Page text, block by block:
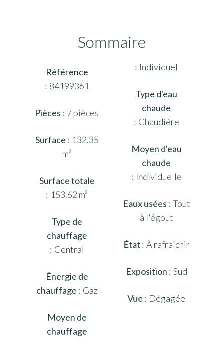
Sommaire
Référence
84199361
Pièces 7 pièces
Surface
132.35
m²
Surface totale
153.62 m²
Type de
chauffage
Central
Énergie de
chauffage
Gaz
Moyen de
chauffage
Individuel
Type d'eau
chaude
Chaudière
Moyen d'eau
chaude
Individuelle
Eaux usées Tout
à l'égout
État À rafraîchir
Exposition Sud
Vue Dégagée